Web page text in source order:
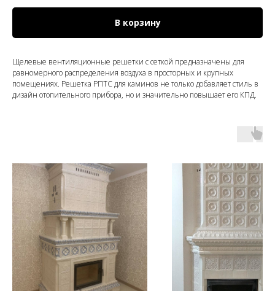
В корзину
Щелевые вентиляционные решетки с сеткой предназначены для
равномерного распределения воздуха в просторных и крупных
помещениях. Решетка РПТС для каминов не только добавляет стиль в
дизайн отопительного прибора, но и значительно повышает его КПД.